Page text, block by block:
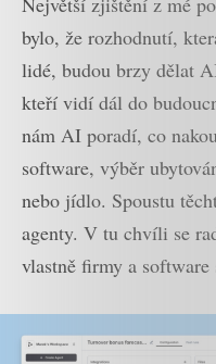
bylo, že rozhodnutí,
lidé, budou brzy dělat
kteří vidí dál do
nám AI poradí, co
software, výběr
nebo jídlo. Spoustu
agenty. V tu chvíli se
vlastně firmy a software